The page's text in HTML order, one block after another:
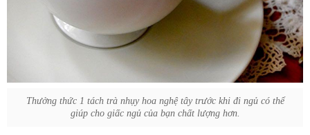
Thưởng thức 1 tách trà nhụy hoa nghệ tây trước khi đi ngủ có thể
giúp cho giấc ngủ của bạn chất lượng hơn.